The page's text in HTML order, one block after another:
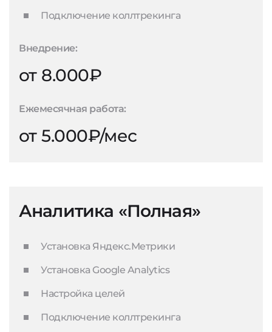
Подключение коллтрекинга
Внедрение:
от 8.000₽
Ежемесячная работа:
от 5.000₽/мес
Аналитика «Полная»
Установка Яндекс.Метрики
Установка Google Analytics
Настройка целей
Подключение коллтрекинга